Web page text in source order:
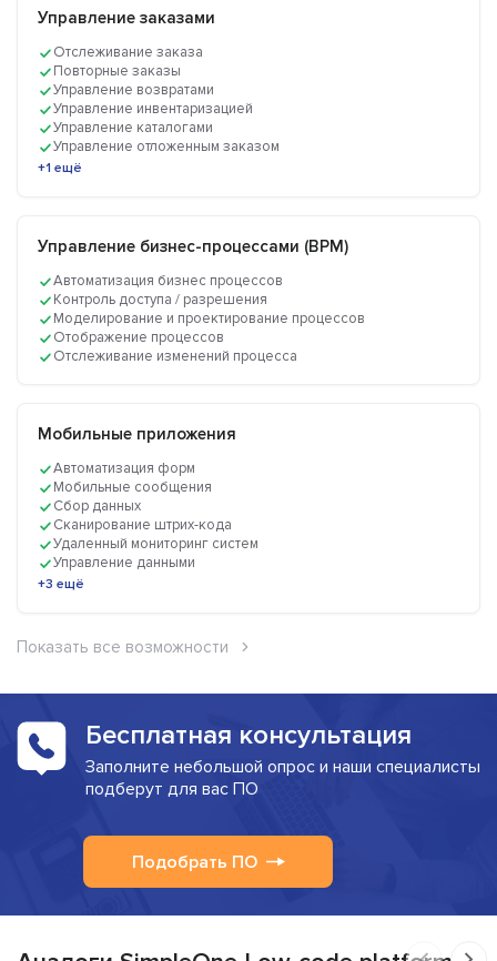
Управление заказами
Отслеживание заказа
Повторные заказы
Управление возвратами
Управление инвентаризацией
Управление каталогами
Управление отложенным заказом
+1 ещё
Управление бизнес-процессами (BPM)
Автоматизация бизнес процессов
Контроль доступа / разрешения
Моделирование и проектирование процессов
Отображение процессов
Отслеживание изменений процесса
Мобильные приложения
Автоматизация форм
Мобильные сообщения
Сбор данных
Сканирование штрих-кода
Удаленный мониторинг систем
Управление данными
+3 ещё
Показать все возможности
Бесплатная консультация
Заполните небольшой опрос и наши специалисты
подберут для вас ПО
Подобрать ПО